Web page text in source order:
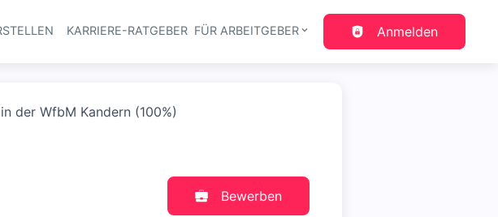
Haupt-Navigation
KARRIERE-RATGEBER FÜR ARBEITGEBER Anmelden
der WfbM Kandern (100%)
Bewerben